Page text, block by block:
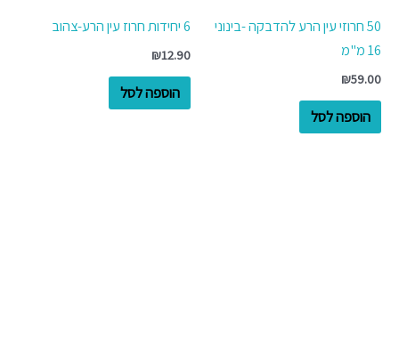
50 חרוזי עין הרע להדבקה -בינוני
16 מ"מ
₪59.00
הוספה לסל
6 יחידות חרוז עין הרע-צהוב
₪12.90
הוספה לסל